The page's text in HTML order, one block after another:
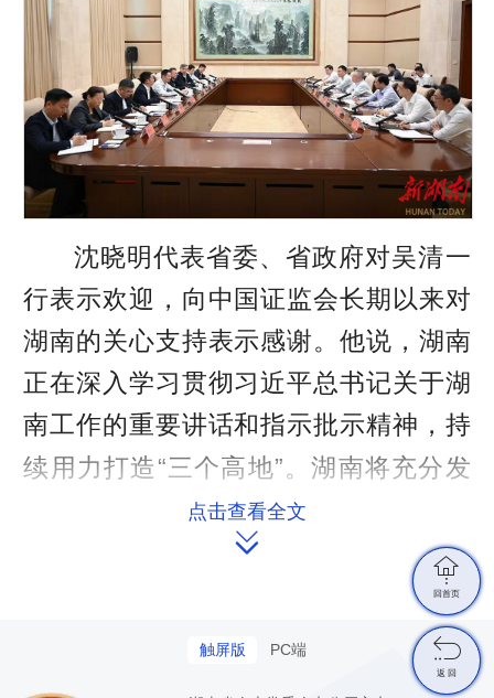
u
l
l
s
c
r
e
e
n
沈晓明代表省委、省政府对吴清一
行表示欢迎，向中国证监会长期以来对
湖南的关心支持表示感谢。他说，湖南
正在深入学习贯彻习近平总书记关于湖
南工作的重要讲话和指示批示精神，持
续用力打造“三个高地”。湖南将充分发
挥在产业基础、创新资源、综合成本等
方面的比较优势，努力为全国发展大局
作出经济大省应有的贡献。希望中国证
监会一如既往给予湖南更多指导支持。
点击查看全文

触屏版 PC端

回首页

返 回